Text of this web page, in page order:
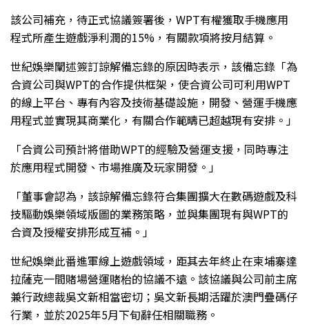
該公司補充，待正式協議簽署後，WPT有權獲取手機應用
程式所產生遊戲淨利潤的15%，有關款項將按月結算。
世紀娛樂闡述簽訂諒解備忘錄的原因時表示，該備忘錄「為
合資公司與WPT的合作提供框架，使合資公司可利用WPT
的線上平台、專有內容及技術基礎設施，開發、營運手機應
用程式並實現其商業化，有關合作範疇已超越現有安排。」
「合資公司預計將借助WPT的經驗及營運支援，同時專注
於應用程式開發、市場推廣及玩家開發。」
「董事會認為，該諒解備忘錄符合集團擴大在數碼遊戲及科
技驅動娛樂領域版圖的業務策略，並與集團現有與WPT的
合資及授權安排形成互補。」
世紀娛樂此番進軍線上遊戲領域，距其去年終止在柬埔寨達
拉薩克一間賭場營運賭枱的協議不遠。該協議與公司前主席
兼行政總裁吳文新相當密切；吳文新長期活躍於澳門疊碼仔
行業，並於2025年5月下旬辭任相關職務。